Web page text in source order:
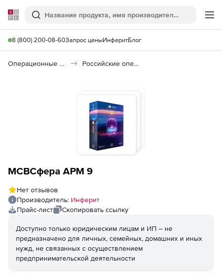
Softline
Поиск
8 (800) 200-08-60Запрос ценыИнферитБлог
Операционные системы Российские операционные системы (Импортозамещение)
МСВСфера АРМ 9
Нет отзывов
Производитель: Инферит
Прайс-лист
Скопировать ссылку
Доступно только юридическим лицам и ИП – не
предназначено для личных, семейных, домашних и иных
нужд, не связанных с осуществлением
предпринимательской деятельности